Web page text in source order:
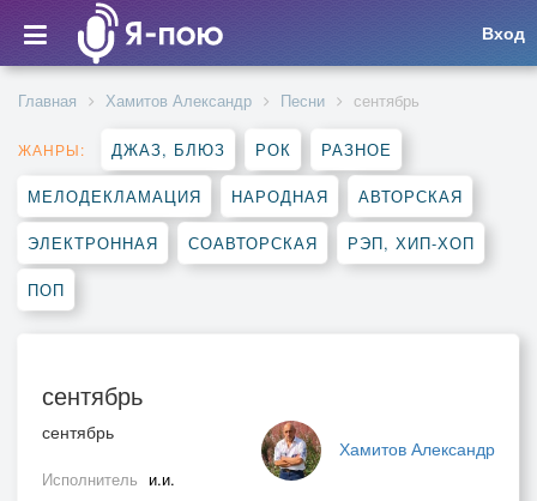
Вход
Главная Хамитов Александр Песни сентябрь
ЖАНРЫ: ДЖАЗ, БЛЮЗ РОК РАЗНОЕ
МЕЛОДЕКЛАМАЦИЯ НАРОДНАЯ АВТОРСКАЯ
ЭЛЕКТРОННАЯ СОАВТОРСКАЯ РЭП, ХИП-ХОП
ПОП
сентябрь
Хамитов Александр
сентябрь
Исполнитель и.и.